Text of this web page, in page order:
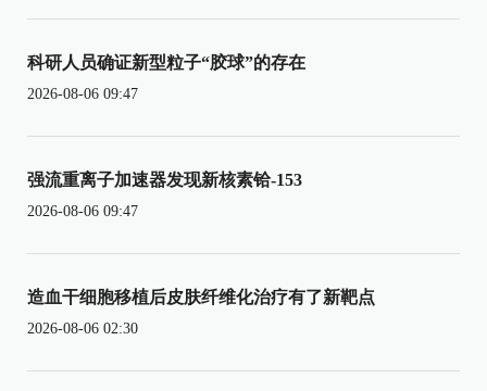
科研人员确证新型粒子“胶球”的存在
2026-08-06 09:47
强流重离子加速器发现新核素铪-153
2026-08-06 09:47
造血干细胞移植后皮肤纤维化治疗有了新靶点
2026-08-06 02:30